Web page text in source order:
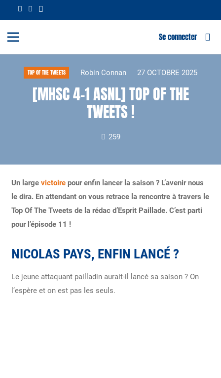
Se connecter
TOP OF THE TWEETS Robin Connan 27 OCTOBRE 2025
[MHSC 4-1 ASNL] TOP OF THE
TWEETS !
259
Un large victoirepour enfin lancer la saison ? L’avenir nous
le dira. En attendant on vous retrace la rencontre à travers le
Top Of The Tweets de la rédac d’Esprit Paillade. C’est parti
pour l’épisode 11 !
NICOLAS PAYS, ENFIN LANCÉ ?
Le jeune attaquant pailladin aurait-il lancé sa saison ? On
l’espère et on est pas les seuls.